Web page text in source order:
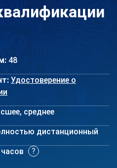
48
Удостоверение о
среднее
дистанционный